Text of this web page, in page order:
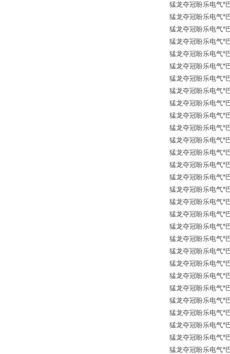
猛龙夺冠盼乐电气*
猛龙夺冠盼乐电气*
猛龙夺冠盼乐电气*
猛龙夺冠盼乐电气*
猛龙夺冠盼乐电气*
猛龙夺冠盼乐电气*
猛龙夺冠盼乐电气*
猛龙夺冠盼乐电气*
猛龙夺冠盼乐电气*
猛龙夺冠盼乐电气*
猛龙夺冠盼乐电气*
猛龙夺冠盼乐电气*
猛龙夺冠盼乐电气*
猛龙夺冠盼乐电气*
猛龙夺冠盼乐电气*
猛龙夺冠盼乐电气*
猛龙夺冠盼乐电气*
猛龙夺冠盼乐电气*
猛龙夺冠盼乐电气*
猛龙夺冠盼乐电气*
猛龙夺冠盼乐电气*
猛龙夺冠盼乐电气*
猛龙夺冠盼乐电气*
猛龙夺冠盼乐电气*
猛龙夺冠盼乐电气*
猛龙夺冠盼乐电气*
猛龙夺冠盼乐电气*
猛龙夺冠盼乐电气*
猛龙夺冠盼乐电气*